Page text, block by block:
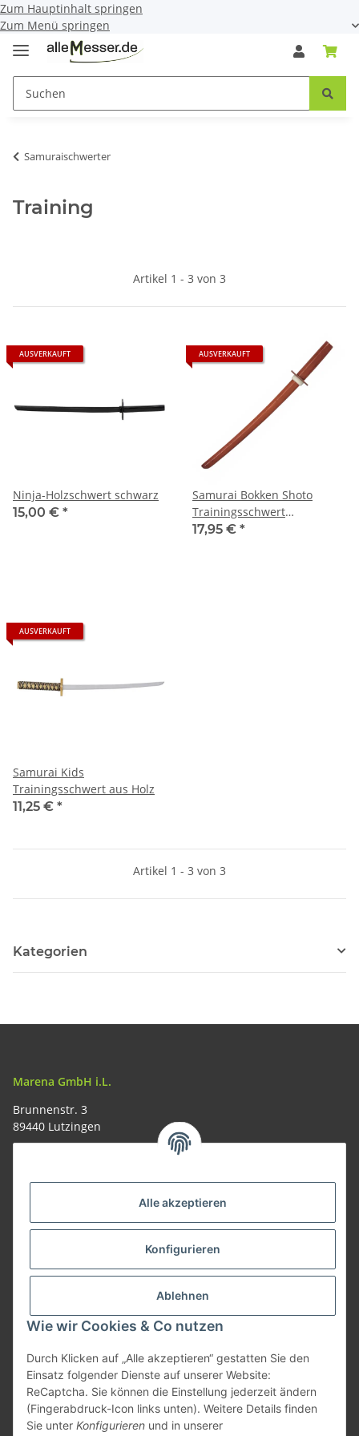
Zum Hauptinhalt springen
Zum Menü springen
Alle akzeptieren
Konfigurieren
Ablehnen
Wie wir Cookies & Co nutzen
Durch Klicken auf „Alle akzeptieren“ gestatten Sie den
Einsatz folgender Dienste auf unserer Website:
ReCaptcha. Sie können die Einstellung jederzeit ändern
(Fingerabdruck-Icon links unten). Weitere Details finden
Sie unter Konfigurieren und in unserer
Samuraischwerter
Training
Artikel 1 - 3 von 3
AUSVERKAUFT
Ninja-Holzschwert schwarz
15,00 € *
AUSVERKAUFT
Samurai Bokken Shoto
Trainingsschwert
Holzschwert
17,95 € *
AUSVERKAUFT
Samurai Kids
Trainingsschwert aus Holz
11,25 € *
Artikel 1 - 3 von 3
Kategorien
Marena GmbH i.L.
Brunnenstr. 3
89440 Lutzingen
Vertrag widerrufen
* Alle Preise inkl. gesetzlicher USt., zzgl.Versand